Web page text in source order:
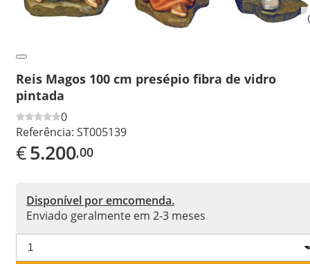
Reis Magos 100 cm presépio fibra de vidro
pintada
0
Referência: ST005139
€5.200,00
Disponível por emcomenda.
Enviado geralmente em 2-3 meses